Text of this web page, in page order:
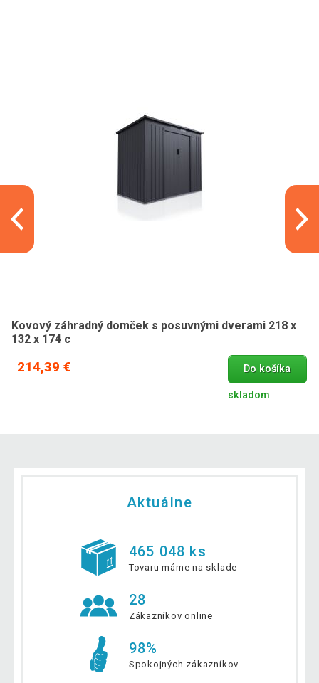
Kovový záhradný domček s posuvnými dverami 218 x
132 x 174 c
214,39 € Do košíka
skladom
Aktuálne
465 048 ks
Tovaru máme na sklade
28
Zákazníkov online
98%
Spokojných zákazníkov